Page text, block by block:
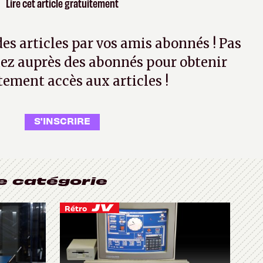
Lire cet article gratuitement
articles par vos amis abonnés ! Pas
auprès des abonnés pour obtenir
accès aux articles !
S'INSCRIRE
catégorie
Rétro